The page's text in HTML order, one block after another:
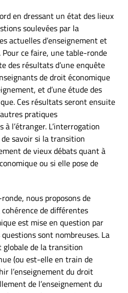
en dressant un état des lieux
soulevées par la
actuelles d’enseignement et
Pour ce faire, une table-ronde
des résultats d’une enquête
de droit économique
et d’une étude des
Ces résultats seront ensuite
pratiques
à l’étranger. L’interrogation
savoir si la transition
de vieux débats quant à
ou si elle pose de
nous proposons de
de différentes
est mise en question par
sont nombreuses. La
de la transition
(ou est-elle en train de
l’enseignement du droit
de l’enseignement du